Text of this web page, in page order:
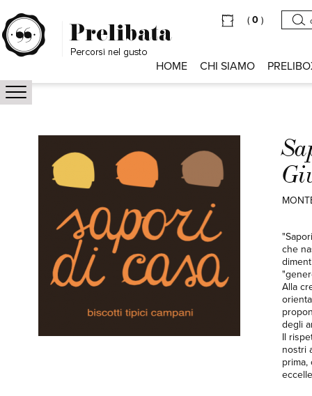
( 0 )
HOME CHI SIAMO
che
Alla
degli
Il
nostri